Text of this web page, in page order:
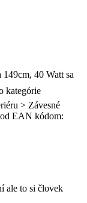
40 Watt sa
kategórie
> Závesné
EAN kódom:
ale to si človek